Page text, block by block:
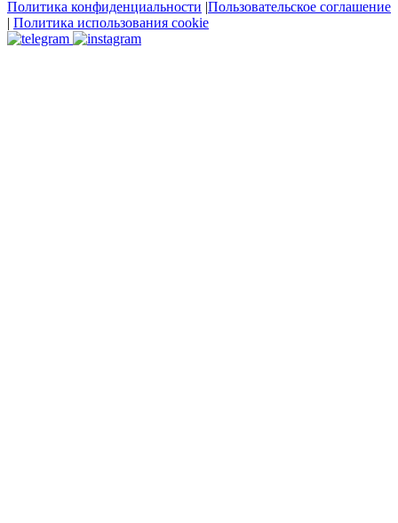
Политика конфиденциальности |Пользовательское соглашение
| Политика использования cookie